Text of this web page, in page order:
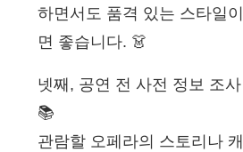
하면서도 품격 있는 스타일이
면 좋습니다. 👗
넷째, 공연 전 사전 정보 조사
📚
관람할 오페라의 스토리나 캐